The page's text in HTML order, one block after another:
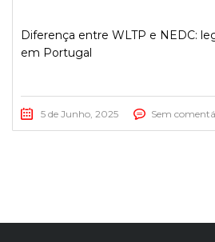
Diferença entre WLTP e NEDC:
em Portugal
5 de Junho, 2025 Sem